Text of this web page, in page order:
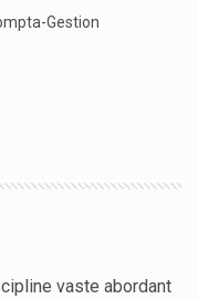
Gestion
vaste abordant